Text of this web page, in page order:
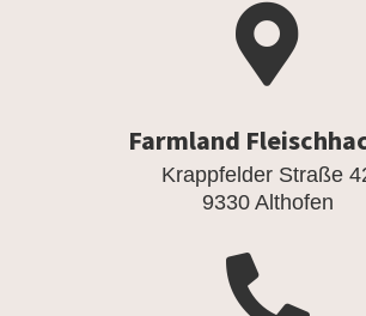

Farmland
Krappfelder Straße
9330 Althofen
